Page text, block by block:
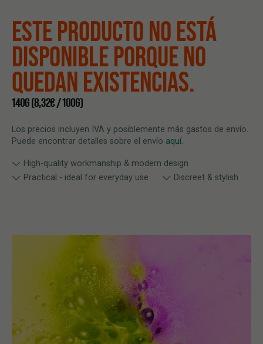
ESTE PRODUCTO NO ESTÁ
DISPONIBLE PORQUE NO
QUEDAN EXISTENCIAS.
140G (8,32€ / 100G)
Los precios incluyen IVA y posiblemente más gastos de envío.
Puede encontrar detalles sobre el envío aquí.
High-quality workmanship & modern design
Practical - ideal for everyday use
Discreet & stylish